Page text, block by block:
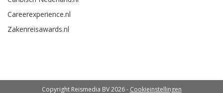
Careerexperience.nl
Zakenreisawards.nl
Copyright Reismedia BV 2026 - Cookieinstellingen